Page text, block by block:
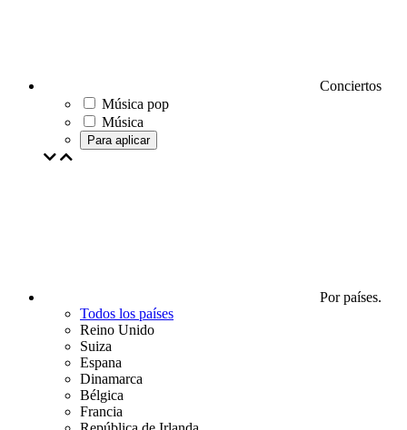
Conciertos
Música pop
Música
Para aplicar
Por países.
Todos los países
Reino Unido
Suiza
Espana
Dinamarca
Bélgica
Francia